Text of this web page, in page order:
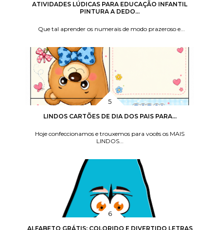
ATIVIDADES LÚDICAS PARA EDUCAÇÃO INFANTIL
PINTURA A DEDO...
Que tal aprender os numerais de modo prazeroso e...
LINDOS CARTÕES DE DIA DOS PAIS PARA...
Hoje confeccionamos e trouxemos para vocês os MAIS
LINDOS...
ALFABETO GRÁTIS: COLORIDO E DIVERTIDO LETRAS